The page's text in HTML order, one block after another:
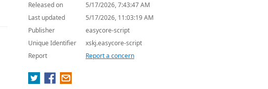
Released on
5/17/2026, 7:43:47 AM
Last updated
5/17/2026, 11:03:19 AM
Publisher
easycore-script
Unique Identifier
xskj.easycore-script
Report
Report a concern